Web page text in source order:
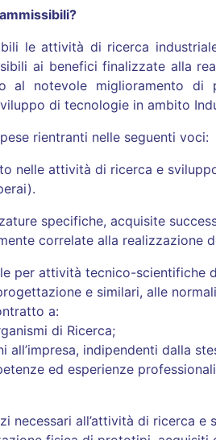
le attività di ricerca
ai benefici finalizzate alla
al notevole miglioramento di
di tecnologie in ambito
rientranti nelle seguenti voci:
nelle attività di ricerca e
specifiche, acquisite
correlate alla realizzazione
per attività tecnico-scientifiche
e similari, alle
a:
di Ricerca;
all’impresa, indipendenti dalla
ed esperienze
necessari all’attività di ricerca e